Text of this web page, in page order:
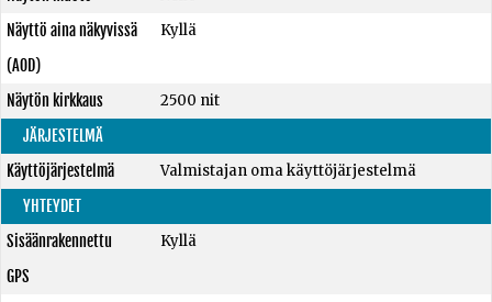
Näyttö aina näkyvissä
(AOD)
Kyllä
Näytön kirkkaus
2500 nit
JÄRJESTELMÄ
Käyttöjärjestelmä
Valmistajan oma käyttöjärjestelmä
YHTEYDET
Sisäänrakennettu
GPS
Kyllä